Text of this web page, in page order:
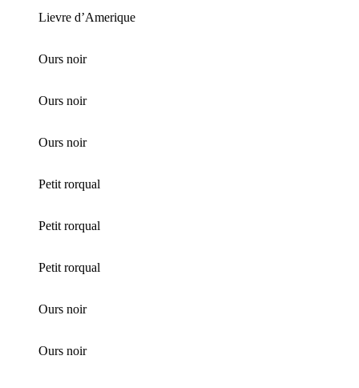
Lievre d’Amerique
Ours noir
Ours noir
Ours noir
Petit rorqual
Petit rorqual
Petit rorqual
Ours noir
Ours noir